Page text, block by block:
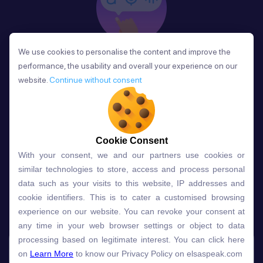
Phản Hồi
Sau mỗi bài học, người học nhận phản hồi về phát
âm và ngữ pháp ngay lập tức, giúp cải thiện kỹ năng
và tiến bộ nhanh chóng.
Lựa chọn gói học ELSA dành
cho bạn
Gói học Free Premium
Speech Analyzer
We use cookies to personalise the content and improve the
performance, the usability and overall your experience on our
website. Continue without consent
Cookie Consent
With your consent, we and our partners use cookies or
similar technologies to store, access and process personal
data such as your visits to this website, IP addresses and
cookie identifiers. This is to cater a customised browsing
experience on our website. You can revoke your consent at
any time in your web browser settings or object to data
processing based on legitimate interest. You can click here
on Learn More to know our Privacy Policy on elsaspeak.com
We use cookies to personalise the content and improve the
performance, the usability and overall your experience on our
website. Continue without consent
Cookie Consent
With your consent, we and our partners use cookies or
similar technologies to store, access and process personal
data such as your visits to this website, IP addresses and
cookie identifiers. This is to cater a customised browsing
experience on our website. You can revoke your consent at
any time in your web browser settings or object to data
processing based on legitimate interest. You can click here
on Learn More to know our Privacy Policy on elsaspeak.com